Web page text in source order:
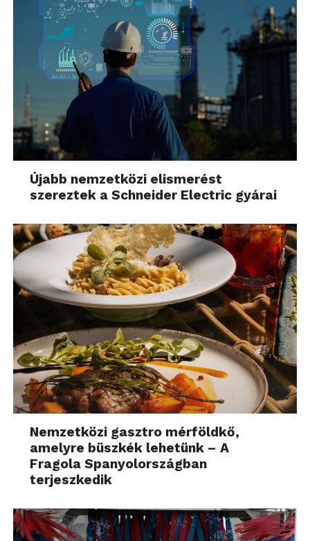
Újabb nemzetközi elismerést
szereztek a Schneider Electric gyárai
Nemzetközi gasztro mérföldkő,
amelyre büszkék lehetünk – A
Fragola Spanyolországban
terjeszkedik